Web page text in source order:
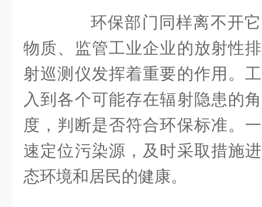
环保部门同样离不开它
物质、监管工业企业的放射性
射巡测仪发挥着重要的作用。
入到各个可能存在辐射隐患的
度，判断是否符合环保标准。
速定位污染源，及时采取措施
态环境和居民的健康。